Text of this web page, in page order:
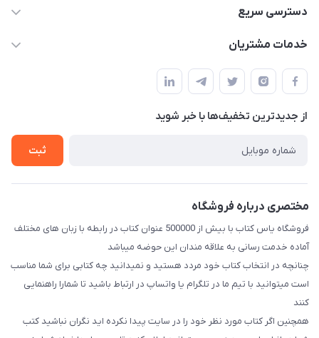
09371742423
طبقه بالای دنیای لبنیات (مراجعه حضوری فقط در صورت هماهنگی
قبلی با شماره ۰۹۳۷۱۷۴۲۴۲۳ امکان پذیر است)
دسترسی سریع
حساب کاربری
لیست محصولات
درباره ما
خدمات مشتریان
قوانین و مقررات
حریم خصوصی
راهنما
از جدید‌ترین تخفیف‌ها با‌ خبر شوید
ثبت
مختصری درباره فروشگاه
فروشگاه یاس کتاب با بیش از 500000 عنوان کتاب در رابطه با زبان های مختلف
آماده خدمت رسانی به علاقه مندان این حوضه میباشد
چنانچه در انتخاب کتاب خود مردد هستید و نمیدانید چه کتابی برای شما مناسب
است میتوانید با تیم ما در تلگرام یا واتساپ در ارتباط باشید تا شما‌را راهنمایی
کنند
همچنین اگر کتاب مورد نظر خود را در سایت پیدا نکرده اید نگران نباشید کتب